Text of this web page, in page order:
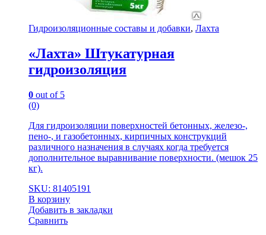
Гидроизоляционные составы и добавки, Лахта
«Лахта» Штукатурная
гидроизоляция
0 out of 5
(0)
Для гидроизоляции поверхностей бетонных, железо-,
пено-, и газобетонных, кирпичных конструкций
различного назначения в случаях когда требуется
дополнительное выравнивание поверхности. (мешок 25
кг).
SKU: 81405191
В корзину
Добавить в закладки
Сравнить